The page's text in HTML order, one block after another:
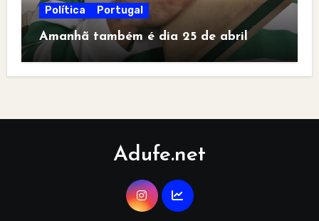
Política Portugal
Amanhã também é dia 25 de abril
Adufe.net